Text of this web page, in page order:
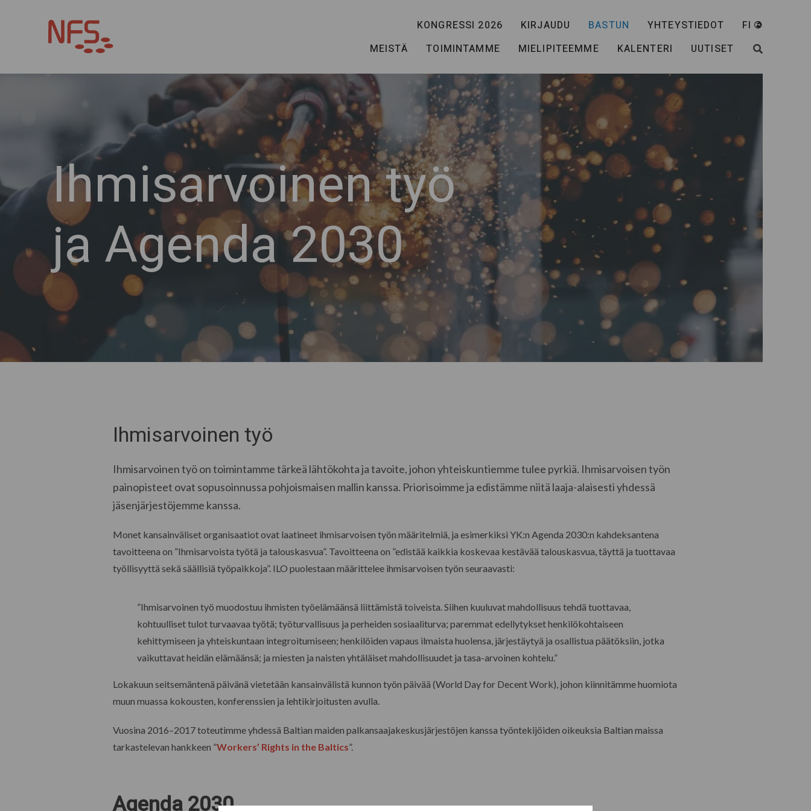
KONGRESSI 2026 KIRJAUDU BASTUN YHTEYSTIEDOT
FI
MEISTÄ
TOIMINTAMME MIELIPITEEMME KALENTERI UUTISET
SÖK HAE
Ihmisarvoinen työ
ja Agenda 2030
Ihmisarvoinen työ
Ihmisarvoinen työ on toimintamme tärkeä lähtökohta ja tavoite, johon yhteiskuntiemme tulee pyrkiä. Ihmisarvoisen työn
painopisteet ovat sopusoinnussa pohjoismaisen mallin kanssa. Priorisoimme ja edistämme niitä laaja-alaisesti yhdessä
jäsenjärjestöjemme kanssa.
Monet kansainväliset organisaatiot ovat laatineet ihmisarvoisen työn määritelmiä, ja esimerkiksi YK:n Agenda 2030:n kahdeksantena
tavoitteena on ”Ihmisarvoista työtä ja talouskasvua”. Tavoitteena on ”edistää kaikkia koskevaa kestävää talouskasvua, täyttä ja tuottavaa
työllisyyttä sekä säällisiä työpaikkoja”. ILO puolestaan määrittelee ihmisarvoisen työn seuraavasti:
”Ihmisarvoinen työ muodostuu ihmisten työelämäänsä liittämistä toiveista. Siihen kuuluvat mahdollisuus tehdä tuottavaa,
kohtuulliset tulot turvaavaa työtä; työturvallisuus ja perheiden sosiaaliturva; paremmat edellytykset henkilökohtaiseen
kehittymiseen ja yhteiskuntaan integroitumiseen; henkilöiden vapaus ilmaista huolensa, järjestäytyä ja osallistua päätöksiin, jotka
vaikuttavat heidän elämäänsä; ja miesten ja naisten yhtäläiset mahdollisuudet ja tasa-arvoinen kohtelu.”
Lokakuun seitsemäntenä päivänä vietetään kansainvälistä kunnon työn päivää (World Day for Decent Work), johon kiinnitämme huomiota
muun muassa kokousten, konferenssien ja lehtikirjoitusten avulla.
Vuosina 2016–2017 toteutimme yhdessä Baltian maiden palkansaajakeskusjärjestöjen kanssa työntekijöiden oikeuksia Baltian maissa
tarkastelevan hankkeen ”Workers’ Rights in the Baltics”.
Agenda 2030